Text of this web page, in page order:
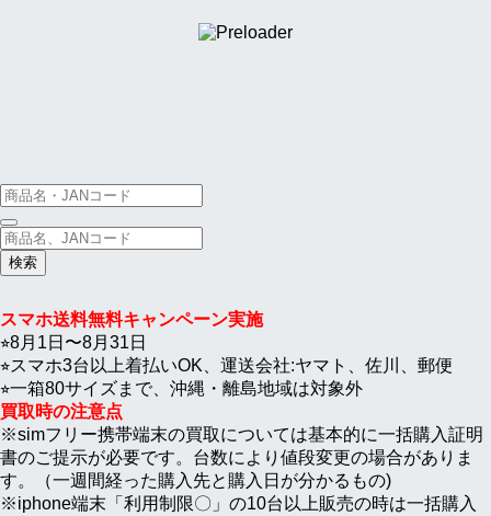
検
索
対
象:
スマホ送料無料キャンペーン実施
⭐︎8月1日〜8月31日
⭐︎スマホ3台以上着払いOK、運送会社:ヤマト、佐川、郵便
⭐︎一箱80サイズまで、沖縄・離島地域は対象外
買取時の注意点
※simフリー携帯端末の買取については基本的に一括購入証明
書のご提示が必要です。台数により値段変更の場合がありま
す。（一週間経った購入先と購入日が分かるもの)
※iphone端末「利用制限〇」の10台以上販売の時は一括購入